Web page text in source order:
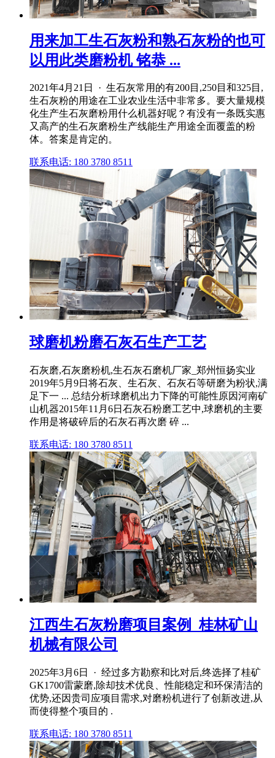
用来加工生石灰粉和熟石灰粉的也可
以用此类磨粉机 铭恭 ...
2021年4月21日 · 生石灰常用的有200目,250目和325目,
生石灰粉的用途在工业农业生活中非常多。要大量规模
化生产生石灰磨粉用什么机器好呢？有没有一条既实惠
又高产的生石灰磨粉生产线能生产用途全面覆盖的粉
体。答案是肯定的。
联系电话: 180 3780 8511
球磨机粉磨石灰石生产工艺
石灰磨,石灰磨粉机,生石灰石磨机厂家_郑州恒扬实业
2019年5月9日将石灰、生石灰、石灰石等研磨为粉状,满
足下一 ... 总结分析球磨机出力下降的可能性原因河南矿
山机器2015年11月6日石灰石粉磨工艺中,球磨机的主要
作用是将破碎后的石灰石再次磨 碎 ...
联系电话: 180 3780 8511
江西生石灰粉磨项目案例_桂林矿山
机械有限公司
2025年3月6日 · 经过多方勘察和比对后,终选择了桂矿
GK1700雷蒙磨,除却技术优良、性能稳定和环保清洁的
优势,还因贵司应项目需求,对磨粉机进行了创新改进,从
而使得整个项目的 .
联系电话: 180 3780 8511